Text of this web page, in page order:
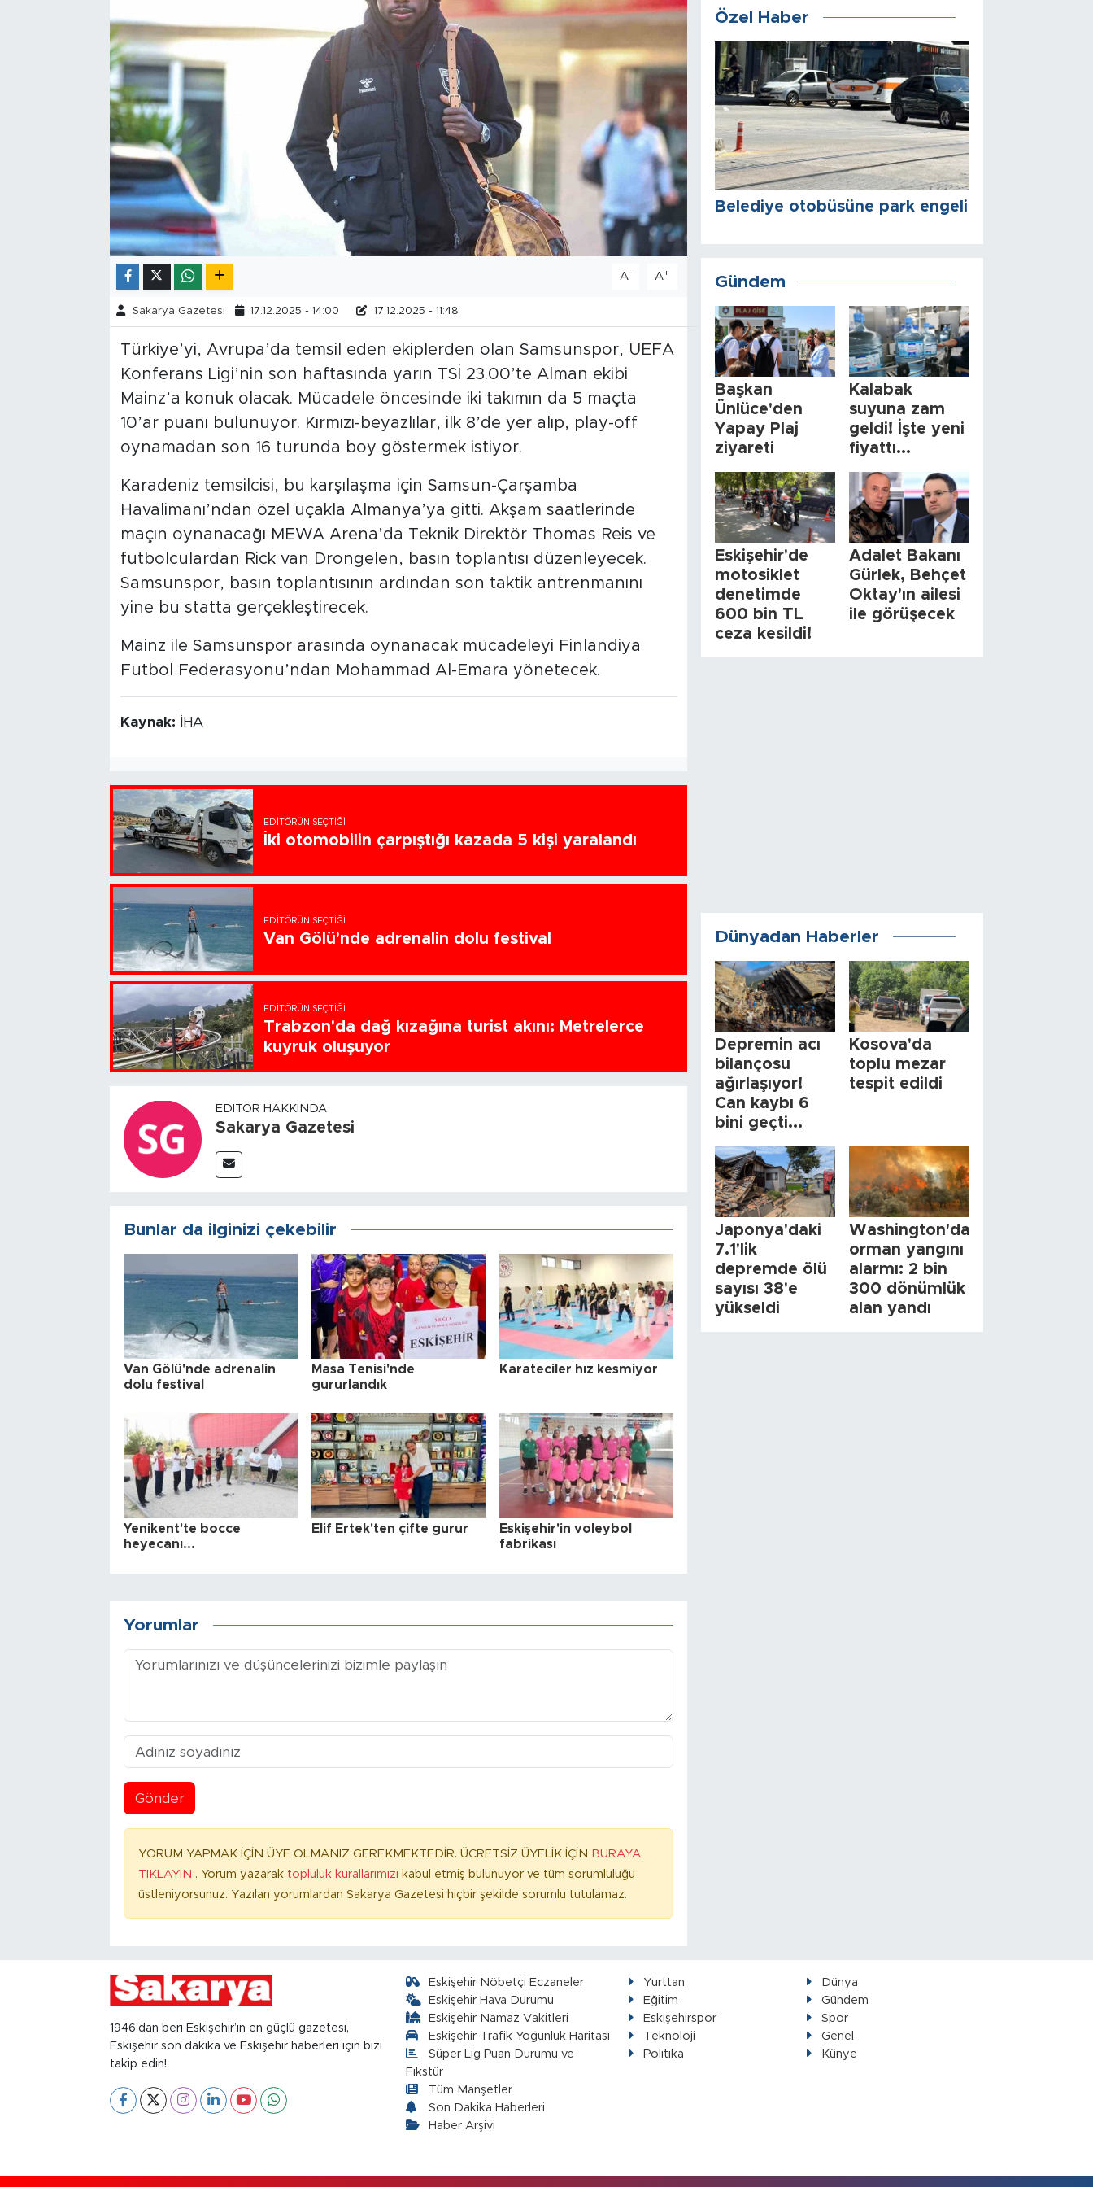
A- A+
Sakarya Gazetesi 17.12.2025 - 14:00 17.12.2025 - 11:48
Türkiye’yi, Avrupa’da temsil eden ekiplerden olan Samsunspor, UEFA
Konferans Ligi’nin son haftasında yarın TSİ 23.00’te Alman ekibi
Mainz’a konuk olacak. Mücadele öncesinde iki takımın da 5 maçta
10’ar puanı bulunuyor. Kırmızı-beyazlılar, ilk 8’de yer alıp, play-off
oynamadan son 16 turunda boy göstermek istiyor.
Karadeniz temsilcisi, bu karşılaşma için Samsun-Çarşamba
Havalimanı’ndan özel uçakla Almanya’ya gitti. Akşam saatlerinde
maçın oynanacağı MEWA Arena’da Teknik Direktör Thomas Reis ve
futbolculardan Rick van Drongelen, basın toplantısı düzenleyecek.
Samsunspor, basın toplantısının ardından son taktik antrenmanını
yine bu statta gerçekleştirecek.
Mainz ile Samsunspor arasında oynanacak mücadeleyi Finlandiya
Futbol Federasyonu’ndan Mohammad Al-Emara yönetecek.
Kaynak: İHA
EDITÖRÜN SEÇTIĞI
İki otomobilin çarpıştığı kazada 5 kişi yaralandı
EDITÖRÜN SEÇTIĞI
Van Gölü'nde adrenalin dolu festival
EDITÖRÜN SEÇTIĞI
Trabzon'da dağ kızağına turist akını: Metrelerce
kuyruk oluşuyor
EDITÖR HAKKINDA
Sakarya Gazetesi
Bunlar da ilginizi çekebilir
Van Gölü'nde adrenalin
dolu festival
Masa Tenisi'nde
gururlandık
Karateciler hız kesmiyor
Yenikent'te bocce
heyecanı...
Elif Ertek'ten çifte gurur
Eskişehir'in voleybol
fabrikası
Yorumlar
Gönder
YORUM YAPMAK İÇİN ÜYE OLMANIZ GEREKMEKTEDİR. ÜCRETSİZ ÜYELİK İÇİN BURAYA
TIKLAYIN . Yorum yazarak topluluk kurallarımızı kabul etmiş bulunuyor ve tüm sorumluluğu
üstleniyorsunuz. Yazılan yorumlardan Sakarya Gazetesi hiçbir şekilde sorumlu tutulamaz.
Özel Haber
Belediye otobüsüne park engeli
Gündem
Başkan
Ünlüce'den
Yapay Plaj
ziyareti
Kalabak
suyuna zam
geldi! İşte yeni
fiyattı...
Eskişehir'de
motosiklet
denetimde
600 bin TL
ceza kesildi!
Adalet Bakanı
Gürlek, Behçet
Oktay'ın ailesi
ile görüşecek
Dünyadan Haberler
Depremin acı
bilançosu
ağırlaşıyor!
Can kaybı 6
bini geçti...
Kosova'da
toplu mezar
tespit edildi
Japonya'daki
7.1'lik
depremde ölü
sayısı 38'e
yükseldi
Washington'da
orman yangını
alarmı: 2 bin
300 dönümlük
alan yandı
1946’dan beri Eskişehir’in en güçlü gazetesi,
Eskişehir son dakika ve Eskişehir haberleri için bizi
takip edin!
Eskişehir Nöbetçi Eczaneler
Eskişehir Hava Durumu
Eskişehir Namaz Vakitleri
Eskişehir Trafik Yoğunluk Haritası
Süper Lig Puan Durumu ve
Fikstür
Tüm Manşetler
Son Dakika Haberleri
Haber Arşivi
Yurttan
Dünya
Eğitim
Gündem
Eskişehirspor
Spor
Teknoloji
Genel
Politika
Künye
Resmi İlanlar
Foto Şaka
Teknoloji